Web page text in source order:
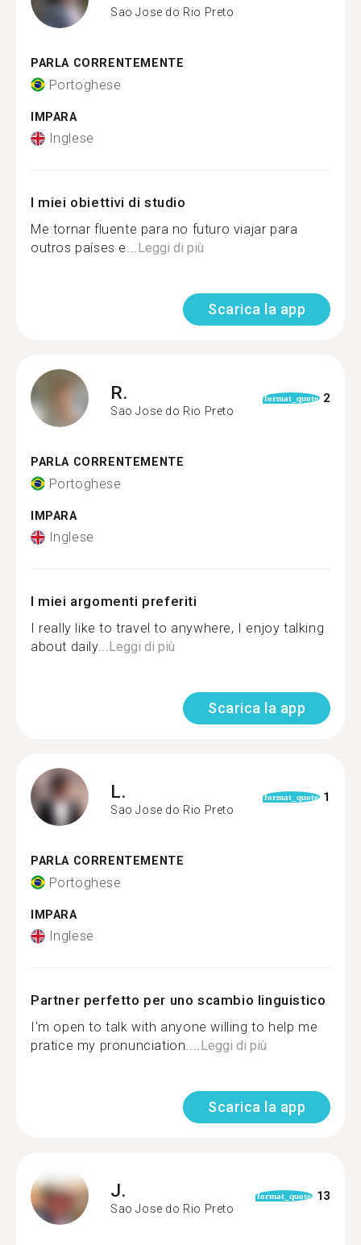
Sao Jose do Rio Preto
PARLA CORRENTEMENTE
Portoghese
IMPARA
Inglese
I miei obiettivi di studio
Me tornar fluente para no futuro viajar para
outros países e...Leggi di più
Scarica la app
R.
Sao Jose do Rio Preto
format_quote 2
PARLA CORRENTEMENTE
Portoghese
IMPARA
Inglese
I miei argomenti preferiti
I really like to travel to anywhere, I enjoy talking
about daily...Leggi di più
Scarica la app
L.
Sao Jose do Rio Preto
format_quote 1
PARLA CORRENTEMENTE
Portoghese
IMPARA
Inglese
Partner perfetto per uno scambio linguistico
I'm open to talk with anyone willing to help me
pratice my pronunciation....Leggi di più
Scarica la app
J.
Sao Jose do Rio Preto
format_quote 13